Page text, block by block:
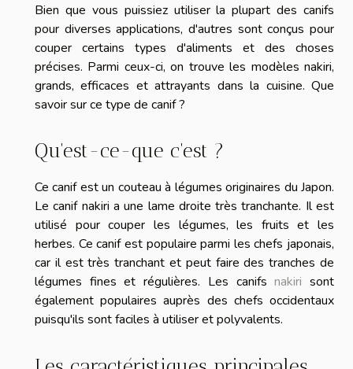
Bien que vous puissiez utiliser la plupart des canifs
pour diverses applications, d'autres sont conçus pour
couper certains types d'aliments et des choses
précises. Parmi ceux-ci, on trouve les modèles nakiri,
grands, efficaces et attrayants dans la cuisine. Que
savoir sur ce type de canif ?
Qu'est-ce-que c'est ?
Ce canif est un couteau à légumes originaires du Japon.
Le canif nakiri a une lame droite très tranchante. Il est
utilisé pour couper les légumes, les fruits et les
herbes. Ce canif est populaire parmi les chefs japonais,
car il est très tranchant et peut faire des tranches de
légumes fines et régulières. Les canifsnakiri sont
également populaires auprès des chefs occidentaux
puisqu'ils sont faciles à utiliser et polyvalents.